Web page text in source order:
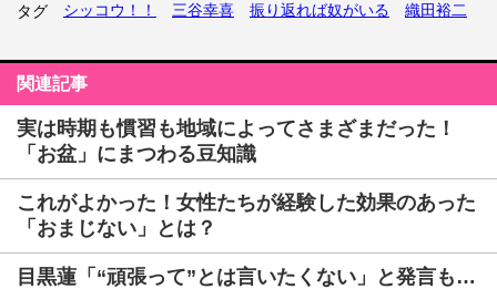
タグ シッコウ！！ 三谷幸喜 振り返れば奴がいる 織田裕二
関連記事
実は時期も慣習も地域によってさまざまだった！
「お盆」にまつわる豆知識
これがよかった！女性たちが経験した効果のあった
「おまじない」とは？
目黒蓮「“頑張って”とは言いたくない」と発言も…